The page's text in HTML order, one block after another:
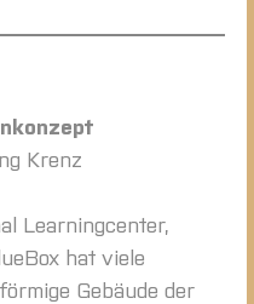
Krenz
Learningcenter,
hat viele
Gebäude der